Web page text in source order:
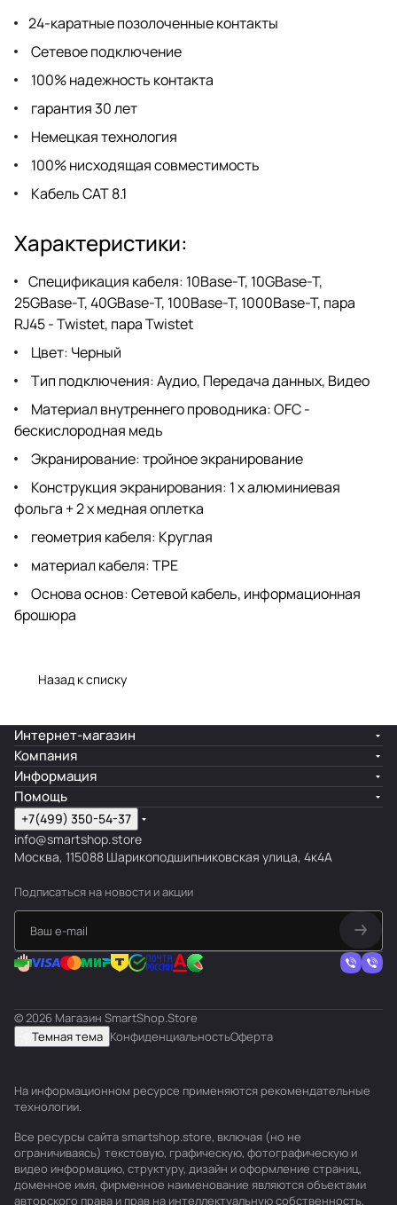
24-каратные позолоченные контакты
Сетевое подключение
100% надежность контакта
гарантия 30 лет
Немецкая технология
100% нисходящая совместимость
Кабель CAT 8.1
Характеристики:
Спецификация кабеля: 10Base-T, 10GBase-T,
25GBase-T, 40GBase-T, 100Base-T, 1000Base-T, пара
RJ45 - Twistet, пара Twistet
Цвет: Черный
Тип подключения: Аудио, Передача данных, Видео
Материал внутреннего проводника: OFC -
бескислородная медь
Экранирование: тройное экранирование
Конструкция экранирования: 1 х алюминиевая
фольга + 2 х медная оплетка
геометрия кабеля: Круглая
материал кабеля: TPE
Основа основ: Сетевой кабель, информационная
брошюра
Назад к списку
Интернет-магазин
Компания
Информация
Помощь
+7(499) 350-54-37
info@smartshop.store
Москва, 115088 Шарикоподшипниковская улица, 4к4А
Подписаться на новости и акции
© 2026 Магазин SmartShop.Store
Темная тема КонфиденциальностьОферта
На информационном ресурсе применяются рекомендательные
технологии.
Все ресурсы сайта smartshop.store, включая (но не
ограничиваясь) текстовую, графическую, фотографическую и
видео информацию, структуру, дизайн и оформление страниц,
доменное имя, фирменное наименование являются объектами
авторского права и прав на интеллектуальную собственность,